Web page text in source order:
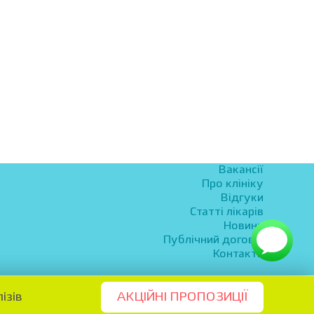
АКЦІЙНІ ПРОПОЗИЦІЇ
Вакансії
Про клініку
Відгуки
Статті лікарів
Новини
Публічний договір
Контакти